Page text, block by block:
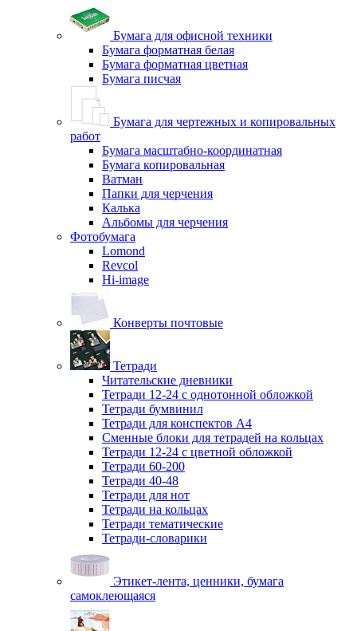
Бумага для офисной техники
Бумага форматная белая
Бумага форматная цветная
Бумага писчая
Бумага для чертежных и копировальных
работ
Бумага масштабно-координатная
Бумага копировальная
Ватман
Папки для черчения
Калька
Альбомы для черчения
Фотобумага
Lomond
Revcol
Hi-image
Конверты почтовые
Тетради
Читательские дневники
Тетради 12-24 с однотонной обложкой
Тетради бумвинил
Тетради для конспектов А4
Сменные блоки для тетрадей на кольцах
Тетради 12-24 с цветной обложкой
Тетради 60-200
Тетради 40-48
Тетради для нот
Тетради на кольцах
Тетради тематические
Тетради-словарики
Этикет-лента, ценники, бумага
самоклеющаяся